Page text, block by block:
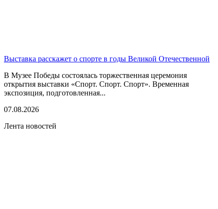
Выставка расскажет о спорте в годы Великой Отечественной
В Музее Победы состоялась торжественная церемония
открытия выставки «Спорт. Спорт. Спорт». Временная
экспозиция, подготовленная...
07.08.2026
Лента новостей